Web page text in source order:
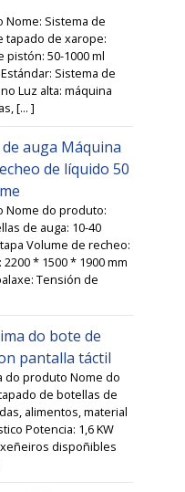
Sistema de
tapado de xarope:
50-1000 ml
Sistema de
Luz alta: máquina
[... ]
auga Máquina
de líquido 50
Nome do produto:
de auga: 10-40
Volume de recheo:
* 1500 * 1900 mm
Tensión de
do bote de
pantalla táctil
do produto Nome do
de botellas de
alimentos, material
Potencia: 1,6 KW
dispoñibles